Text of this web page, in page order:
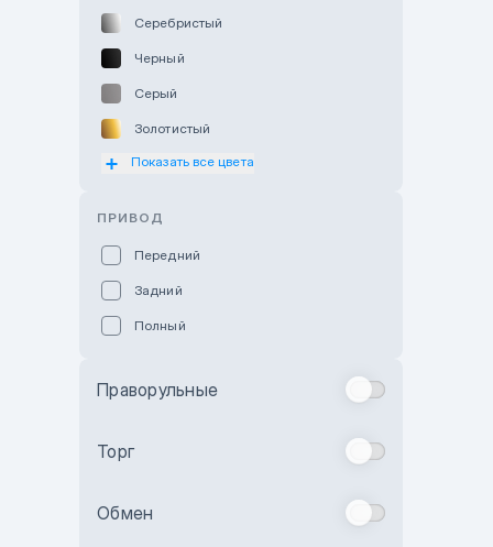
Серебристый
Черный
Серый
Золотистый
Оранжевый
Бежевый
Показать все цвета
ПРИВОД
Передний
Задний
Полный
Праворульные
Торг
Обмен